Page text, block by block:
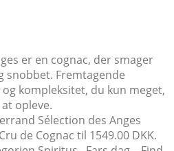
er en cognac, der smager
snobbet. Fremtagende
kompleksitet, du kun meget,
opleve.
Sélection des Anges
de Cognac til 1549.00 DKK.